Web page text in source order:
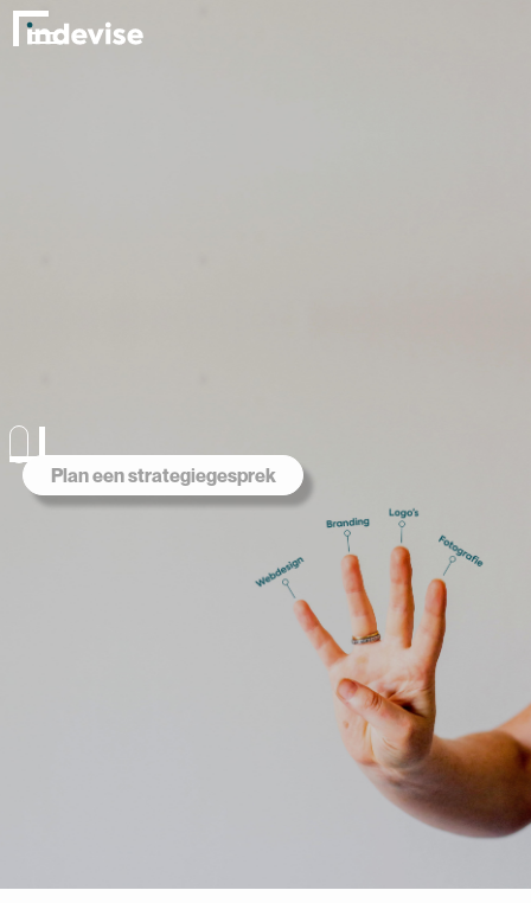
Plan een strategiegesprek